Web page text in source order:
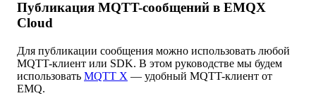
Публикация MQTT-сообщений в EMQX
Cloud
Для публикации сообщения можно использовать любой
MQTT-клиент или SDK. В этом руководстве мы будем
использовать MQTT X — удобный MQTT-клиент от
EMQ.